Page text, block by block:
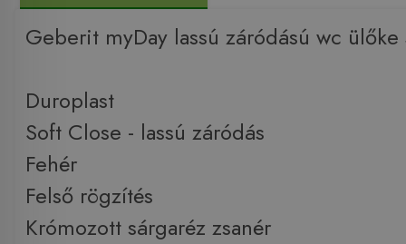
Geberit myDay lassú záródású wc
Duroplast
Soft Close - lassú záródás
Fehér
Felső rögzítés
Krómozott sárgaréz zsanér